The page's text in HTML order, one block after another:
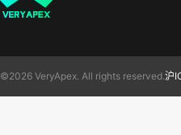
©2026 VeryApex. All rights reserved.沪